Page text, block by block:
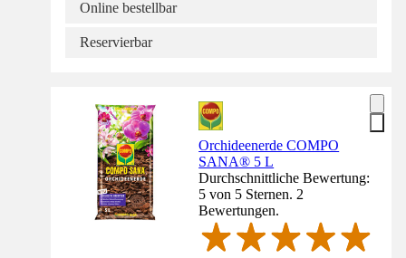
Online bestellbar
Reservierbar
Orchideenerde COMPO
SANA® 5 L
Durchschnittliche Bewertung:
5 von 5 Sternen. 2
Bewertungen.